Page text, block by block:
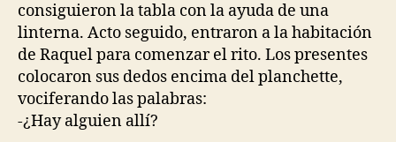
consiguieron la tabla con la ayuda de una
linterna. Acto seguido, entraron a la habitación
de Raquel para comenzar el rito. Los presentes
colocaron sus dedos encima del planchette,
vociferando las palabras:
-¿Hay alguien allí?